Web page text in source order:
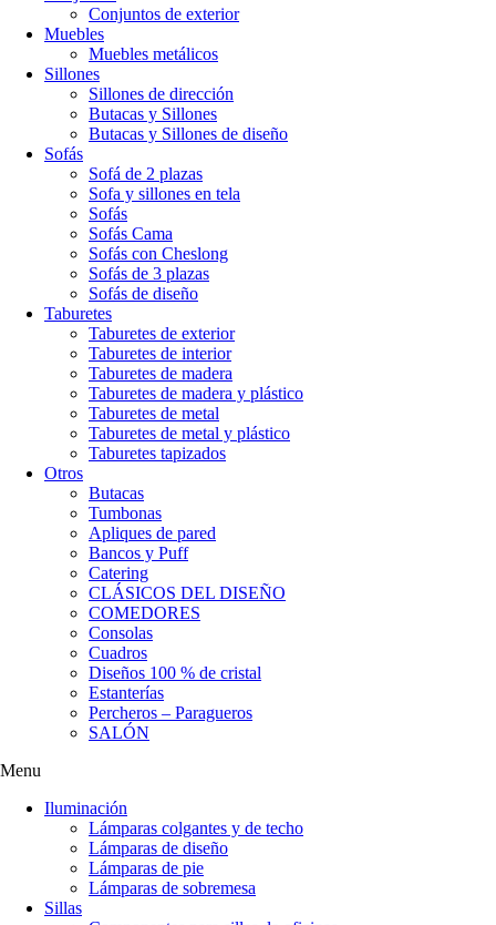
Conjuntos de exterior
Muebles
Muebles metálicos
Sillones
Sillones de dirección
Butacas y Sillones
Butacas y Sillones de diseño
Sofás
Sofá de 2 plazas
Sofa y sillones en tela
Sofás
Sofás Cama
Sofás con Cheslong
Sofás de 3 plazas
Sofás de diseño
Taburetes
Taburetes de exterior
Taburetes de interior
Taburetes de madera
Taburetes de madera y plástico
Taburetes de metal
Taburetes de metal y plástico
Taburetes tapizados
Otros
Butacas
Tumbonas
Apliques de pared
Bancos y Puff
Catering
CLÁSICOS DEL DISEÑO
COMEDORES
Consolas
Cuadros
Diseños 100 % de cristal
Estanterías
Percheros – Paragueros
SALÓN
Menu
Iluminación
Lámparas colgantes y de techo
Lámparas de diseño
Lámparas de pie
Lámparas de sobremesa
Sillas